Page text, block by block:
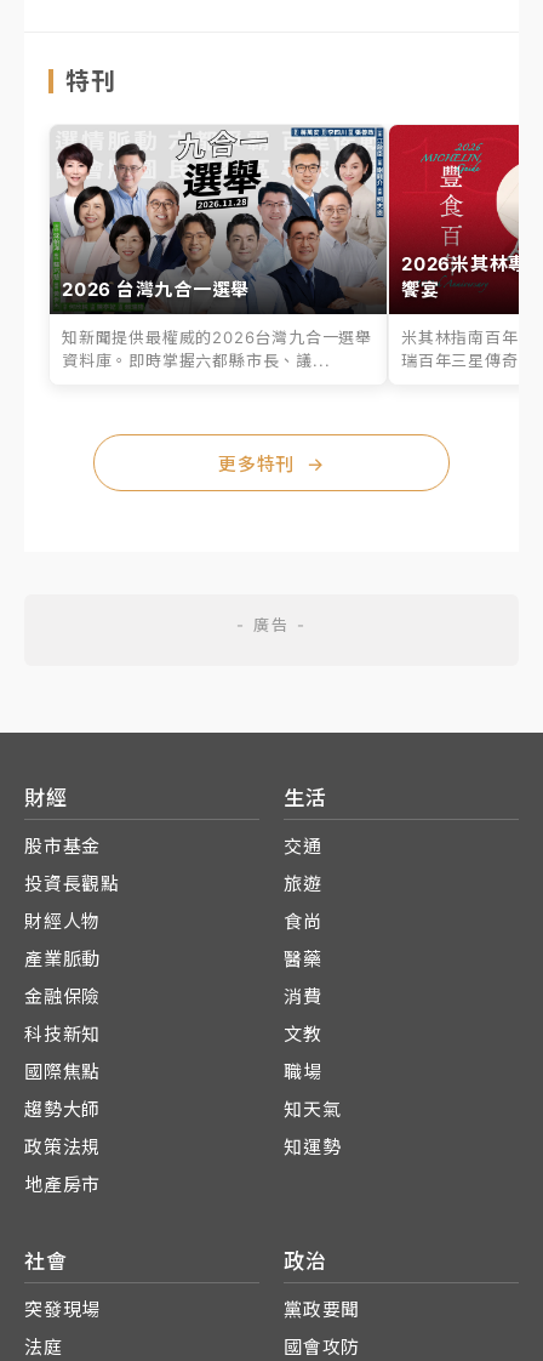
特刊
2026 台灣九合一選舉
知新聞提供最權威的2026台灣九合一選舉
資料庫。即時掌握六都縣市長、議...
2026米其林專
饗宴
米其林指南百年之
瑞百年三星傳奇、
更多特刊 →
財經
股市基金
投資長觀點
財經人物
產業脈動
金融保險
科技新知
國際焦點
趨勢大師
政策法規
地產房市
生活
交通
旅遊
食尚
醫藥
消費
文教
職場
知天氣
知運勢
社會
突發現場
法庭
政治
黨政要聞
國會攻防